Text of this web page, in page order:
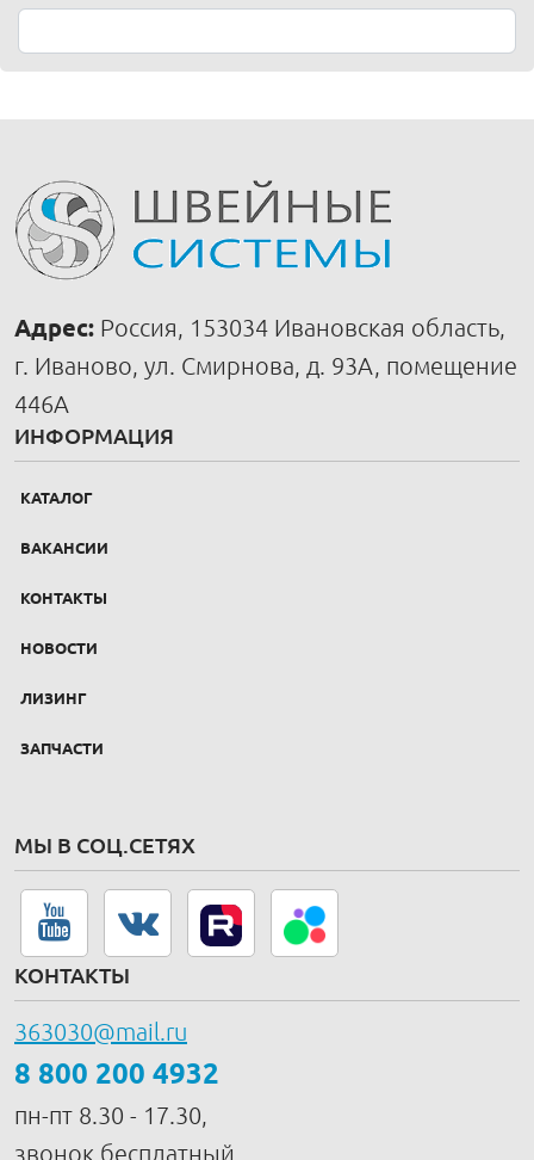
Адрес: Россия, 153034 Ивановская область,
г. Иваново, ул. Смирнова, д. 93А, помещение
446А
ИНФОРМАЦИЯ
КАТАЛОГ
ВАКАНСИИ
КОНТАКТЫ
НОВОСТИ
ЛИЗИНГ
ЗАПЧАСТИ
МЫ В СОЦ.СЕТЯХ
КОНТАКТЫ
363030@mail.ru
8 800 200 4932
пн-пт 8.30 - 17.30,
звонок бесплатный